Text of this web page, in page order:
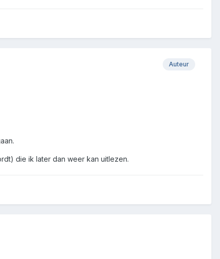
Auteur
die ik later dan weer kan uitlezen.